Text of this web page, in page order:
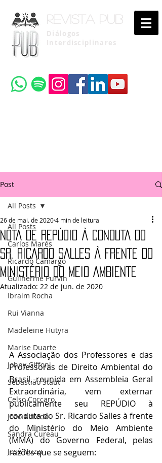
Revista pub
Diálogos
Interdisciplinares
Post
All Posts
Carlos Marés
Ricardo Camargo
Guilherme Purvin
Ibraim Rocha
Rui Vianna
Madeleine Hutyra
Marise Duarte
Johny GIffoni
Sebastião Staut
Celso Coccaro
João Alfredo
Sandra Cureau
José Nuzzi
All Posts
NOTA DE REPÚDIO À CONDUTA DO
SR. RICARDO SALLES À FRENTE DO
MINISTÉRIO DO MEIO AMBIENTE
26 de mai. de 20204 min de leitura
Atualizado: 22 de jun. de 2020
A Associação dos Professores e das
Professoras de Direito Ambiental do
Brasil, reunida em Assembleia Geral
Extraordinária, vem externar
publicamente seu REPÚDIO à
conduta do Sr. Ricardo Salles à frente
do Ministério do Meio Ambiente
(MMA) do Governo Federal, pelas
razões que se seguem: